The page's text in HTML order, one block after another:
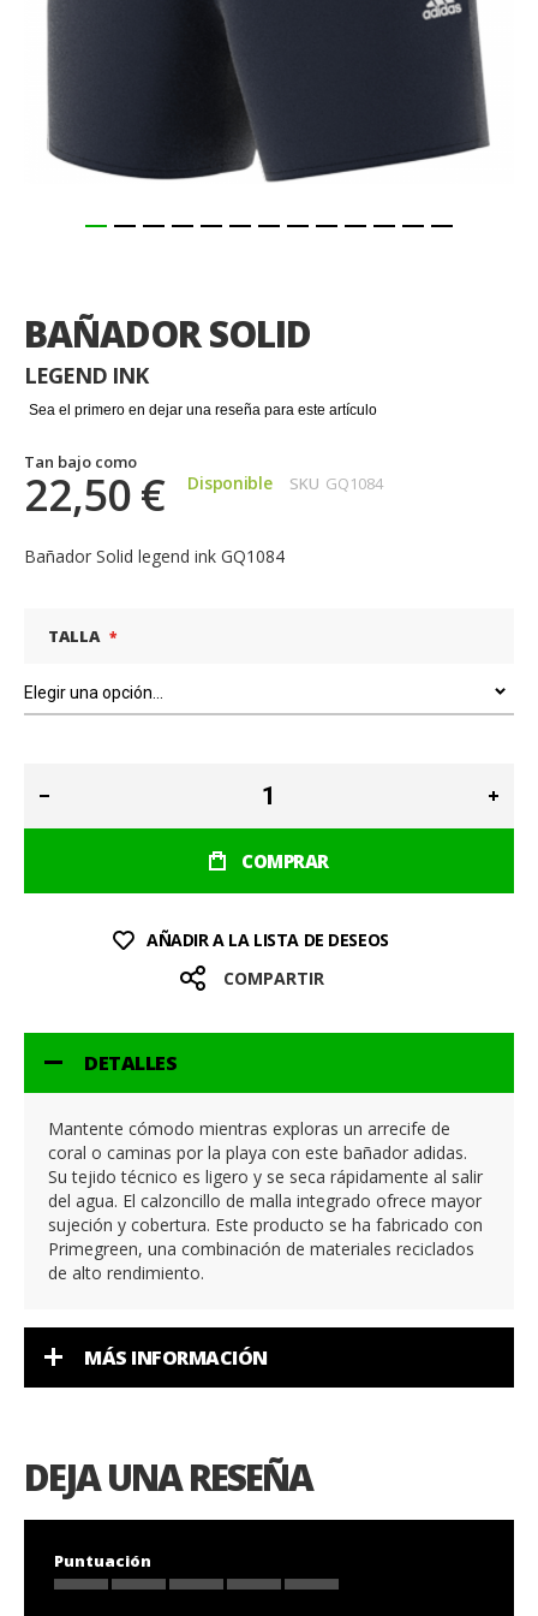
BAÑADOR SOLID
LEGEND INK
Sea el primero en dejar una reseña para este artículo
Tan bajo como
22,50 € Disponible SKU GQ1084
Bañador Solid legend ink GQ1084
TALLA
COMPRAR
AÑADIR A LA LISTA DE DESEOS
COMPARTIR
de
la
galería
de
imágenes
DETALLES
Mantente cómodo mientras exploras un arrecife de
coral o caminas por la playa con este bañador adidas.
Su tejido técnico es ligero y se seca rápidamente al salir
del agua. El calzoncillo de malla integrado ofrece mayor
sujeción y cobertura. Este producto se ha fabricado con
Primegreen, una combinación de materiales reciclados
de alto rendimiento.
MÁS INFORMACIÓN
DEJA UNA RESEÑA
Puntuación